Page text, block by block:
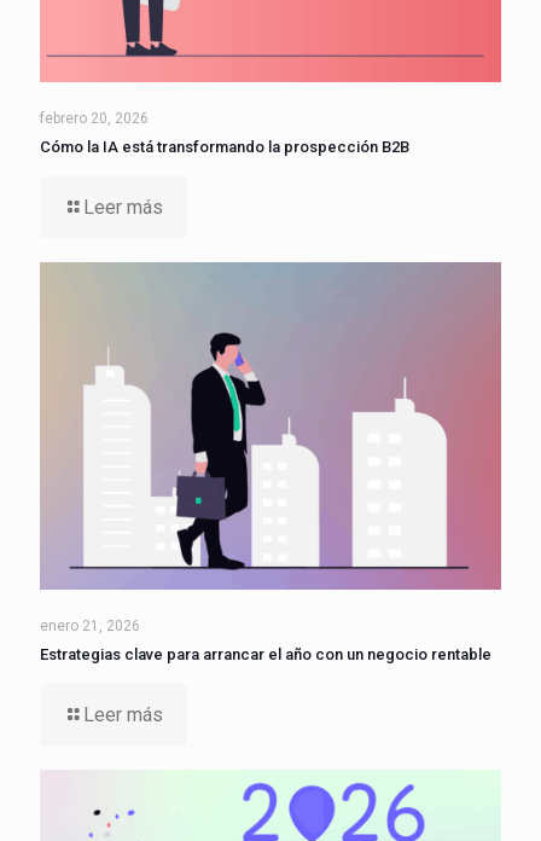
febrero 20, 2026
Cómo la IA está transformando la prospección B2B
Leer más
enero 21, 2026
Estrategias clave para arrancar el año con un negocio rentable
Leer más